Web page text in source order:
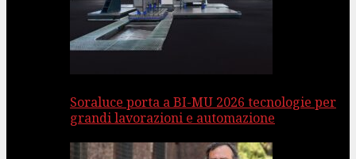
Soraluce porta a BI-MU 2026 tecnologie per
grandi lavorazioni e automazione